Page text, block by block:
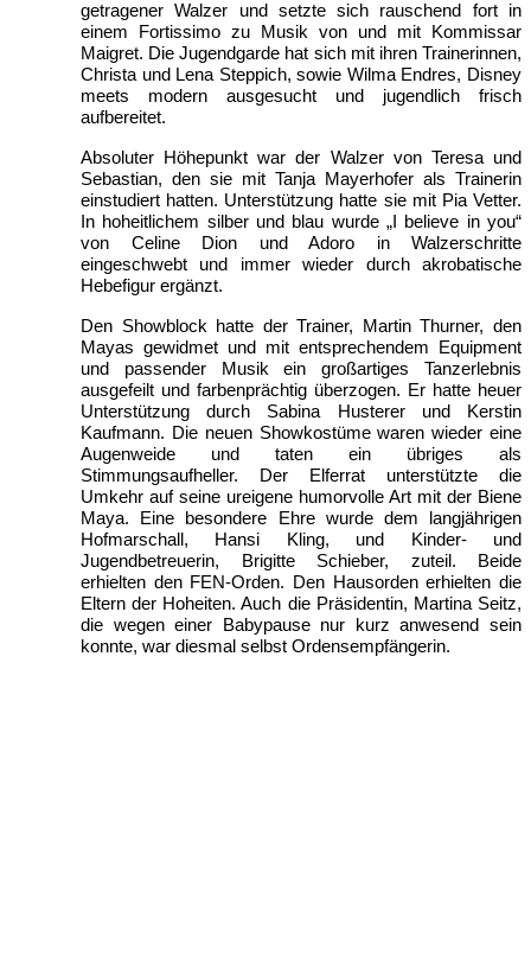
getragener Walzer und setzte sich rauschend fort in
einem Fortissimo zu Musik von und mit Kommissar
Maigret. Die Jugendgarde hat sich mit ihren Trainerinnen,
Christa und Lena Steppich, sowie Wilma Endres, Disney
meets modern ausgesucht und jugendlich frisch
aufbereitet.
Absoluter Höhepunkt war der Walzer von Teresa und
Sebastian, den sie mit Tanja Mayerhofer als Trainerin
einstudiert hatten. Unterstützung hatte sie mit Pia Vetter.
In hoheitlichem silber und blau wurde „I believe in you“
von Celine Dion und Adoro in Walzerschritte
eingeschwebt und immer wieder durch akrobatische
Hebefigur ergänzt.
Den Showblock hatte der Trainer, Martin Thurner, den
Mayas gewidmet und mit entsprechendem Equipment
und passender Musik ein großartiges Tanzerlebnis
ausgefeilt und farbenprächtig überzogen. Er hatte heuer
Unterstützung durch Sabina Husterer und Kerstin
Kaufmann. Die neuen Showkostüme waren wieder eine
Augenweide und taten ein übriges als
Stimmungsaufheller. Der Elferrat unterstützte die
Umkehr auf seine ureigene humorvolle Art mit der Biene
Maya. Eine besondere Ehre wurde dem langjährigen
Hofmarschall, Hansi Kling, und Kinder- und
Jugendbetreuerin, Brigitte Schieber, zuteil. Beide
erhielten den FEN-Orden. Den Hausorden erhielten die
Eltern der Hoheiten. Auch die Präsidentin, Martina Seitz,
die wegen einer Babypause nur kurz anwesend sein
konnte, war diesmal selbst Ordensempfängerin.